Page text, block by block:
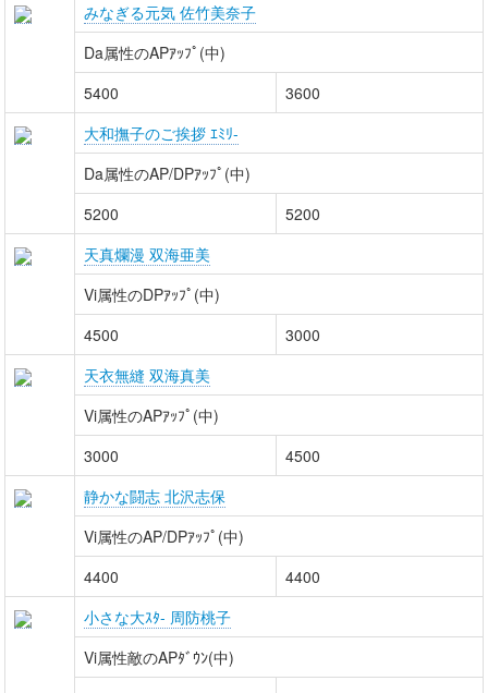
みなぎる元気 佐竹美奈子
Da属性のAPｱｯﾌﾟ(中)
5400
3600
大和撫子のご挨拶 ｴﾐﾘ-
Da属性のAP/DPｱｯﾌﾟ(中)
5200
5200
天真爛漫 双海亜美
Vi属性のDPｱｯﾌﾟ(中)
4500
3000
天衣無縫 双海真美
Vi属性のAPｱｯﾌﾟ(中)
3000
4500
静かな闘志 北沢志保
Vi属性のAP/DPｱｯﾌﾟ(中)
4400
4400
小さな大ｽﾀ- 周防桃子
Vi属性敵のAPﾀﾞｳﾝ(中)